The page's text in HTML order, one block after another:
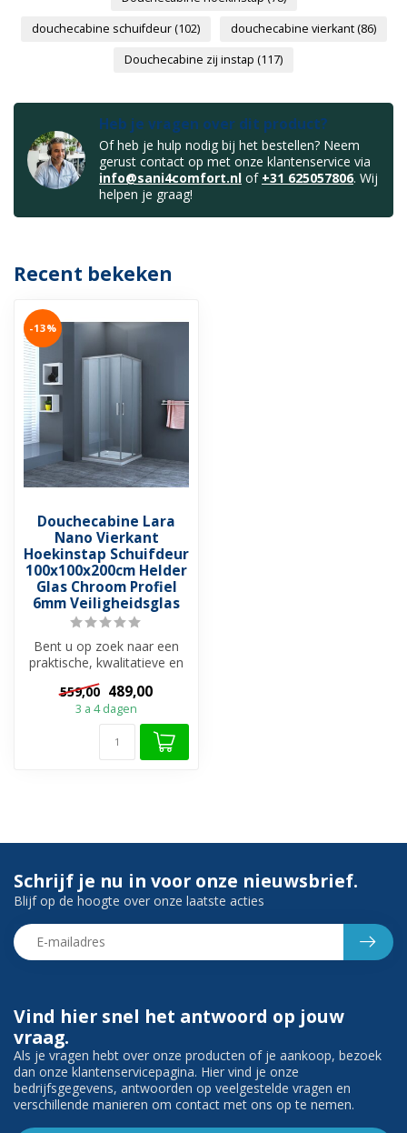
douchecabine schuifdeur(102) douchecabine vierkant(86)
Douchecabine zij instap (117)
Heb je vragen over dit product?
Of heb je hulp nodig bij het bestellen? Neem
gerust contact op met onze klantenservice via
info@sani4comfort.nl of +31 625057806. Wij
helpen je graag!
Recent bekeken
-13%
Douchecabine Lara
Nano Vierkant
Hoekinstap Schuifdeur
100x100x200cm Helder
Glas Chroom Profiel
6mm Veiligheidsglas
Bent u op zoek naar een
praktische, kwalitatieve en
betaalbare douchecabine
met ...
559,00 489,00
3 a 4 dagen
Vind hier snel het antwoord op jouw
vraag.
Als je vragen hebt over onze producten of je aankoop, bezoek
dan onze klantenservicepagina. Hier vind je onze
bedrijfsgegevens, antwoorden op veelgestelde vragen en
verschillende manieren om contact met ons op te nemen.
Schrijf je nu in voor onze nieuwsbrief.
Blijf op de hoogte over onze laatste acties